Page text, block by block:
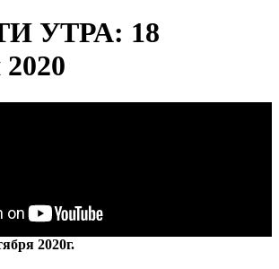
УТРА: 18
2020
2020г.